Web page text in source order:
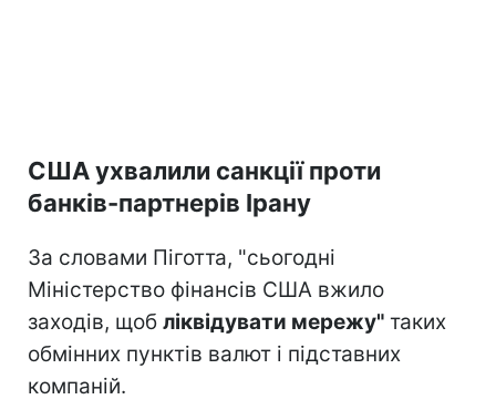
США ухвалили санкції проти
банків-партнерів Ірану
За словами Піготта, "сьогодні
Міністерство фінансів США вжило
заходів, щоб ліквідувати мережу" таких
обмінних пунктів валют і підставних
компаній.